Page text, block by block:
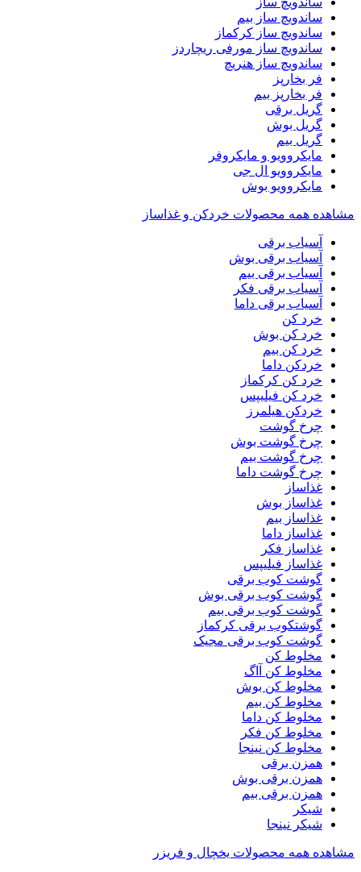
ساندویچ ساز بیم
ساندویچ ساز کرکماز
ساندویچ ساز مورفی ریچاردز
ساندویچ ساز هنریچ
فر بخارپز
فر بخارپز بیم
گریل برقی
گریل بوش
گریل بیم
مایکروویو و مایکروفر
مایکروویو ال جی
مایکروویو بوش
مشاهده همه محصولات خردکن و غذاساز
آسیاب برقی
آسیاب برقی بوش
آسیاب برقی بیم
آسیاب برقی فکر
آسیاب برقی داما
خرد کن
خرد کن بوش
خرد کن بیم
خردکن داما
خرد کن کرکماز
خرد کن فیلیپس
خردکن هیلمرز
چرخ گوشت
چرخ گوشت بوش
چرخ گوشت بیم
چرخ گوشت داما
غذاساز
غذاساز بوش
غذاساز بیم
غذاساز داما
غذاساز فکر
غذاساز فیلیپس
گوشت کوب برقی
گوشت کوب برقی بوش
گوشت کوب برقی بیم
گوشتکوب برقی کرکماز
گوشت کوب برقی مجیک
مخلوط کن
مخلوط کن آاگ
مخلوط کن بوش
مخلوط کن بیم
مخلوط کن داما
مخلوط کن فکر
مخلوط کن نینجا
همزن برقی
همزن برقی بوش
همزن برقی بیم
شیکر
شیکر نینجا
مشاهده همه محصولات یخچال و فریزر